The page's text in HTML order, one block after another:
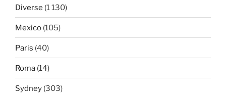
Diverse (1 130)
Mexico (105)
Paris (40)
Roma (14)
Sydney (303)